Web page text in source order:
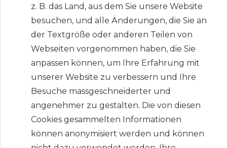
z. B. das Land, aus dem Sie unsere Website
besuchen, und alle Änderungen, die Sie an
der Textgröße oder anderen Teilen von
Webseiten vorgenommen haben, die Sie
anpassen können, um Ihre Erfahrung mit
unserer Website zu verbessern und Ihre
Besuche massgeschneiderter und
angenehmer zu gestalten. Die von diesen
Cookies gesammelten Informationen
können anonymisiert werden und können